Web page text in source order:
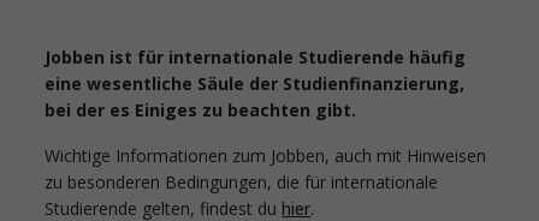
Jobben ist für internationale Studierende häufig
eine wesentliche Säule der Studienfinanzierung,
bei der es Einiges zu beachten gibt.
Wichtige Informationen zum Jobben, auch mit Hinweisen
zu besonderen Bedingungen, die für internationale
Studierende gelten, findest duhier.